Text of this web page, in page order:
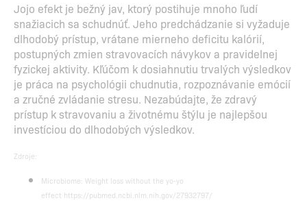
Jojo efekt je bežný jav, ktorý postihuje mnoho ľudí
snažiacich sa schudnúť. Jeho predchádzanie si vyžaduje
dlhodobý prístup, vrátane mierneho deficitu kalórií,
postupných zmien stravovacích návykov a pravidelnej
fyzickej aktivity. Kľúčom k dosiahnutiu trvalých výsledkov
je práca na psychológii chudnutia, rozpoznávanie emócií
a zručné zvládanie stresu. Nezabúdajte, že zdravý
prístup k stravovaniu a životnému štýlu je najlepšou
investíciou do dlhodobých výsledkov.
Zdroje:
Microbiome: Weight loss without the yo-yo
effect https://pubmed.ncbi.nlm.nih.gov/27932797/